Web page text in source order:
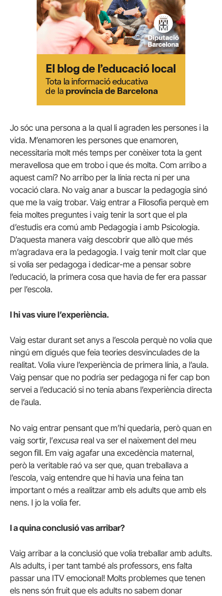
Jo sóc una persona a la qual li agraden les persones i la
vida. M’enamoren les persones que enamoren,
necessitaria molt més temps per conèixer tota la gent
meravellosa que em trobo i que és molta. Com arribo a
aquest camí? No arribo per la línia recta ni per una
vocació clara. No vaig anar a buscar la pedagogia sinó
que me la vaig trobar. Vaig entrar a Filosofia perquè em
feia moltes preguntes i vaig tenir la sort que el pla
d’estudis era comú amb Pedagogia i amb Psicologia.
D’aquesta manera vaig descobrir que allò que més
m’agradava era la pedagogia. I vaig tenir molt clar que
si volia ser pedagoga i dedicar-me a pensar sobre
l’educació, la primera cosa que havia de fer era passar
per l’escola.
I hi vas viure l’experiència.
Vaig estar durant set anys a l’escola perquè no volia que
ningú em digués que feia teories desvinculades de la
realitat. Volia viure l’experiència de primera línia, a l’aula.
Vaig pensar que no podria ser pedagoga ni fer cap bon
servei a l’educació si no tenia abans l’experiència directa
de l’aula.
No vaig entrar pensant que m’hi quedaria, però quan en
vaig sortir, l’excusa real va ser el naixement del meu
segon fill. Em vaig agafar una excedència maternal,
però la veritable raó va ser que, quan treballava a
l’escola, vaig entendre que hi havia una feina tan
important o més a realitzar amb els adults que amb els
nens. I jo la volia fer.
I a quina conclusió vas arribar?
Vaig arribar a la conclusió que volia treballar amb adults.
Als adults, i per tant també als professors, ens falta
passar una ITV emocional! Molts problemes que tenen
els nens són fruit que els adults no sabem donar